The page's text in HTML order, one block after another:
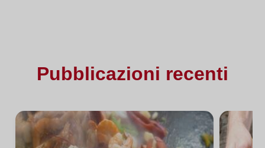
Pubblicazioni recenti